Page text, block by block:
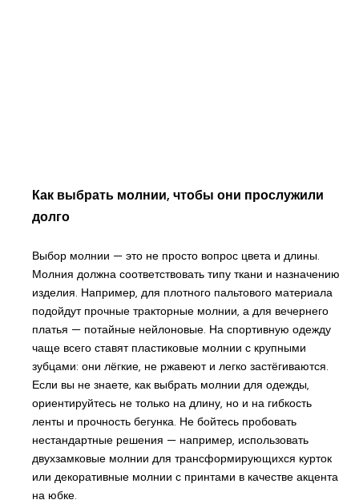
Как выбрать молнии, чтобы они прослужили
долго
Выбор молнии — это не просто вопрос цвета и длины.
Молния должна соответствовать типу ткани и назначению
изделия. Например, для плотного пальтового материала
подойдут прочные тракторные молнии, а для вечернего
платья — потайные нейлоновые. На спортивную одежду
чаще всего ставят пластиковые молнии с крупными
зубцами: они лёгкие, не ржавеют и легко застёгиваются.
Если вы не знаете, как выбрать молнии для одежды,
ориентируйтесь не только на длину, но и на гибкость
ленты и прочность бегунка. Не бойтесь пробовать
нестандартные решения — например, использовать
двухзамковые молнии для трансформирующихся курток
или декоративные молнии с принтами в качестве акцента
на юбке.